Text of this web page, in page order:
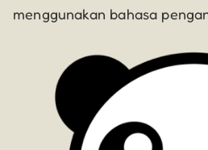
menggunakan bahasa